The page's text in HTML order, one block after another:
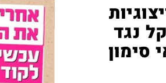
שקל נגד
סימון